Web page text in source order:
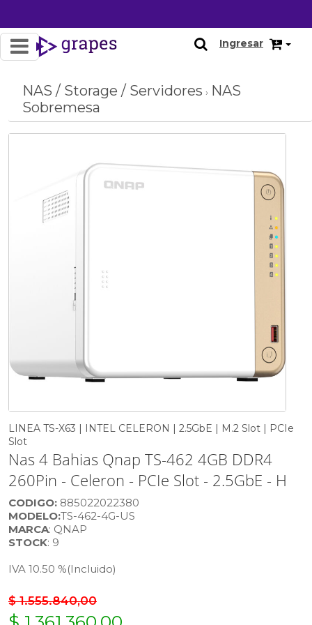
Ingresar
NAS / Storage / Servidores › NAS
Sobremesa
LINEA TS-X63 | INTEL CELERON | 2.5GbE | M.2 Slot | PCIe
Slot
Nas 4 Bahias Qnap TS-462 4GB DDR4
260Pin - Celeron - PCIe Slot - 2.5GbE - H
CODIGO: 885022022380
MODELO:TS-462-4G-US
MARCA: QNAP
STOCK: 9
IVA 10.50 %(Incluido)
$ 1.555.840,00